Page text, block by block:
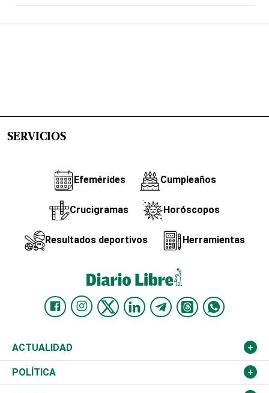
SERVICIOS
Efemérides Cumpleaños
Crucigramas Horóscopos
Resultados deportivos Herramientas
ACTUALIDAD
Nacional
POLÍTICA